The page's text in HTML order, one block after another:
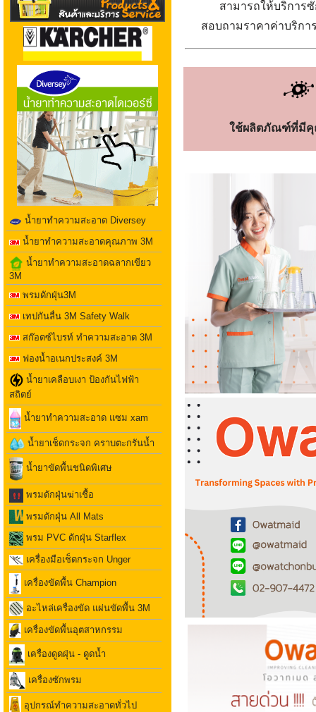
น้ำยาทำความสะอาด Diversey
น้ำยาทำความสะอาดคุณภาพ 3M
น้ำยาทำความสะอาดฉลากเขียว
3M
พรมดักฝุ่น3M
เทปกันลื่น 3M Safety Walk
สก๊อตซ์ไบรท์ ทำความสะอาด 3M
ฟองน้ำอเนกประสงค์ 3M
น้ำยาเคลือบเงา ป้องกันไฟฟ้า
สถิตย์
น้ำยาทำความสะอาด แซม xam
น้ำยาเช็ดกระจก คราบตะกรันน้ำ
น้ำยาขัดพื้นชนิดพิเศษ
พรมดักฝุ่นฆ่าเชื้อ
พรมดักฝุ่น All Mats
พรม PVC ดักฝุ่น Starflex
เครื่องมือเช็ดกระจก Unger
เครื่องขัดพื้น Champion
อะไหล่เครื่องขัด แผ่นขัดพื้น 3M
เครื่องขัดพื้นอุตสาหกรรม
เครื่องดูดฝุ่น - ดูดน้ำ
เครื่องซักพรม
อุปกรณ์ทำความสะอาดทั่วไป
สามารถให้บริการ
สอบถามราคาค่าบริกา
ใช้ผลิตภัณฑ์ที่มีคุณ